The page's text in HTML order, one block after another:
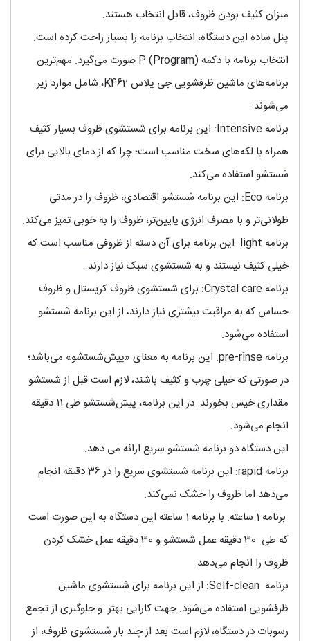
میزان کثیف بودن ظروف، قابل انتخاب هستند.
پنل ساده این دستگاه، انتخاب برنامه را بسیار راحت کرده است.
انتخاب برنامه با دکمه P (Program) صورت می‌گیرد. مهم‌ترین
برنامه‌های ماشین ظرفشویی جی پلاس K462، شامل موارد زیر
می‌شوند:
برنامه Intensive: این برنامه برای شستشوی ظروف بسیار کثیف
همراه با لکه‌های سخت مناسب است؛ چرا که از دمای بالایی برای
شستشو استفاده می‌کند.
برنامه Eco: این برنامه شستشو اقتصادی، ظروف را در مدتی
طولانی‌تر و با مصرف انرژی پایین‌تر، ظروف را به خوبی تمیز می‌کند.
برنامه light: این برنامه برای آن دسته از ظروفی مناسب است که
خیلی کثیف نیستند و به شستشوی سبک نیاز دارند.
برنامه Crystal care: برای شستشوی ظروف کریستال و ظروف
حساس که به مراقبت بیشتری نیاز دارند، از این برنامه شستشو
استفاده می‌شود.
برنامه pre-rinse: این برنامه به معنای «پیش‌شستشو» می‌باشد؛
در صورتی که خیلی چرب و کثیف باشند، لازم است قبل از شستشو
مقداری خیس بخورند. در این برنامه، پیش‌شستشو طی 11 دقیقه
انجام می‌شود.
این دستگاه دو برنامه شستشو سریع ارائه می‌ دهد.
برنامه rapid: این برنامه شستشوی سریع را در 36 دقیقه انجام
می‌دهد اما ظروف را خشک نمی‌کند.
برنامه 1 ساعته: با برنامه 1 ساعته این دستگاه به این صورت است
که طی 30 دقیقه عمل شستشو و 30 دقیقه عمل خشک کردن
ظروف را انجام می‌دهد.
برنامه Self-clean: از این برنامه برای شستشوی ماشین
ظرفشویی استفاده می‌شود. جهت کارایی بهتر و جلوگیری از تجمع
رسوبات در دستگاه، لازم است بعد از چند بار شستشوی ظروف، از